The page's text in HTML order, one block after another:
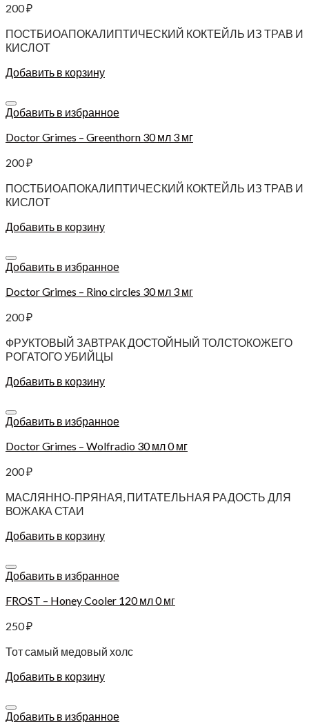
200₽
ПОСТБИОАПОКАЛИПТИЧЕСКИЙ КОКТЕЙЛЬ ИЗ ТРАВ И
КИСЛОТ
Добавить в корзину
Добавить в избранное
Doctor Grimes – Greenthorn 30 мл 3 мг
200₽
ПОСТБИОАПОКАЛИПТИЧЕСКИЙ КОКТЕЙЛЬ ИЗ ТРАВ И
КИСЛОТ
Добавить в корзину
Добавить в избранное
Doctor Grimes – Rino circles 30 мл 3 мг
200₽
ФРУКТОВЫЙ ЗАВТРАК ДОСТОЙНЫЙ ТОЛСТОКОЖЕГО
РОГАТОГО УБИЙЦЫ
Добавить в корзину
Добавить в избранное
Doctor Grimes – Wolfradio 30 мл 0 мг
200₽
МАСЛЯННО-ПРЯНАЯ, ПИТАТЕЛЬНАЯ РАДОСТЬ ДЛЯ
ВОЖАКА СТАИ
Добавить в корзину
Добавить в избранное
FROST – Honey Cooler 120 мл 0 мг
250₽
Тот самый медовый холс
Добавить в корзину
Добавить в избранное